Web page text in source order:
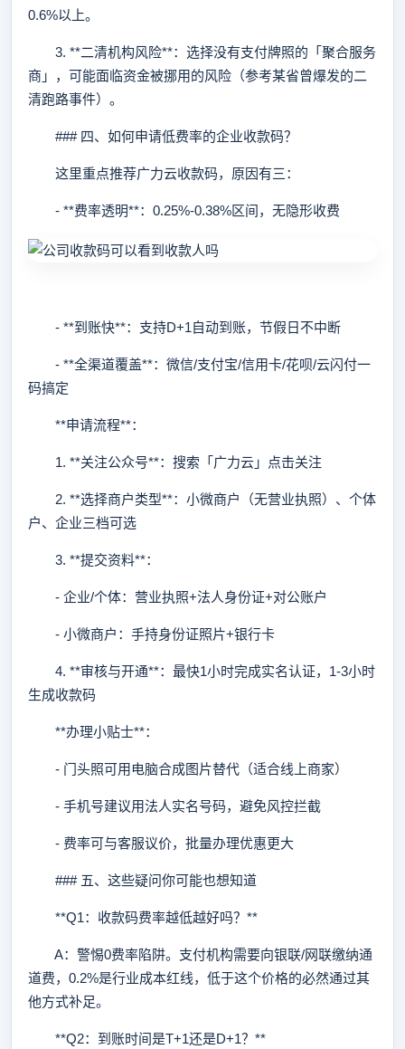
0.6%以上。
3. **二清机构风险**：选择没有支付牌照的「聚合服务
商」，可能面临资金被挪用的风险（参考某省曾爆发的二
清跑路事件）。
### 四、如何申请低费率的企业收款码？
这里重点推荐广力云收款码，原因有三：
- **费率透明**：0.25%-0.38%区间，无隐形收费
- **到账快**：支持D+1自动到账，节假日不中断
- **全渠道覆盖**：微信/支付宝/信用卡/花呗/云闪付一
码搞定
**申请流程**：
1. **关注公众号**：搜索「广力云」点击关注
2. **选择商户类型**：小微商户（无营业执照）、个体
户、企业三档可选
3. **提交资料**：
- 企业/个体：营业执照+法人身份证+对公账户
- 小微商户：手持身份证照片+银行卡
4. **审核与开通**：最快1小时完成实名认证，1-3小时
生成收款码
**办理小贴士**：
- 门头照可用电脑合成图片替代（适合线上商家）
- 手机号建议用法人实名号码，避免风控拦截
- 费率可与客服议价，批量办理优惠更大
### 五、这些疑问你可能也想知道
**Q1：收款码费率越低越好吗？**
A：警惕0费率陷阱。支付机构需要向银联/网联缴纳通
道费，0.2%是行业成本红线，低于这个价格的必然通过其
他方式补足。
**Q2：到账时间是T+1还是D+1？**